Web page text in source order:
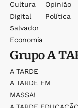
Cultura
Digital
Salvador
Economia
Opinião
Política
GrupoA
A TARDE
A TARDE FM
MASSA!